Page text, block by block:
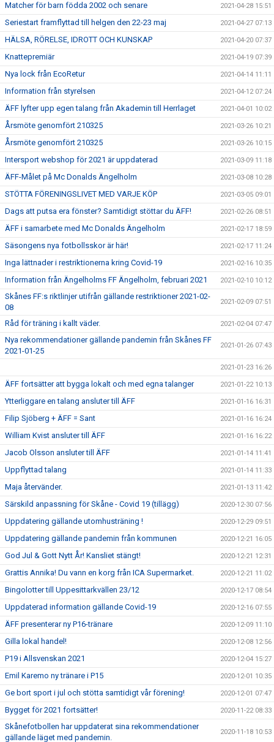
Matcher för barn födda 2002 och senare 2021-04-28 15:51
Seriestart framflyttad till helgen den 22-23 maj 2021-04-27 07:13
HÄLSA, RÖRELSE, IDROTT OCH KUNSKAP 2021-04-20 07:37
Knattepremiär 2021-04-19 07:39
Nya lock från EcoRetur 2021-04-14 11:11
Information från styrelsen 2021-04-12 07:24
ÄFF lyfter upp egen talang från Akademin till Herrlaget 2021-04-01 10:02
Årsmöte genomfört 210325 2021-03-26 10:21
Årsmöte genomfört 210325 2021-03-26 10:15
Intersport webshop för 2021 är uppdaterad 2021-03-09 11:18
ÄFF-Målet på Mc Donalds Ängelholm 2021-03-08 10:28
STÖTTA FÖRENINGSLIVET MED VARJE KÖP 2021-03-05 09:01
Dags att putsa era fönster? Samtidigt stöttar du ÄFF! 2021-02-26 08:51
ÄFF i samarbete med Mc Donalds Ängelholm 2021-02-17 18:59
Säsongens nya fotbollsskor är här! 2021-02-17 11:24
Inga lättnader i restriktionerna kring Covid-19 2021-02-16 10:35
Information från Ängelholms FF Ängelholm, februari 2021 2021-02-10 10:12
Skånes FF:s riktlinjer utifrån gällande restriktioner 2021-02-
08
2021-02-09 07:51
Råd för träning i kallt väder. 2021-02-04 07:47
Nya rekommendationer gällande pandemin från Skånes FF
2021-01-25
2021-01-26 07:43
2021-01-23 16:26
ÄFF fortsätter att bygga lokalt och med egna talanger 2021-01-22 10:13
Ytterliggare en talang ansluter till ÄFF 2021-01-16 16:31
Filip Sjöberg + ÄFF = Sant 2021-01-16 16:24
William Kvist ansluter till ÄFF 2021-01-16 16:22
Jacob Olsson ansluter till ÄFF 2021-01-14 11:41
Uppflyttad talang 2021-01-14 11:33
Maja återvänder. 2021-01-13 11:42
Särskild anpassning för Skåne - Covid 19 (tillägg) 2020-12-30 07:56
Uppdatering gällande utomhusträning ! 2020-12-29 09:51
Uppdatering gällande pandemin från kommunen 2020-12-21 16:05
God Jul & Gott Nytt År! Kansliet stängt! 2020-12-21 12:31
Grattis Annika! Du vann en korg från ICA Supermarket. 2020-12-21 11:02
Bingolotter till Uppesittarkvällen 23/12 2020-12-17 08:54
Uppdaterad information gällande Covid-19 2020-12-16 07:55
ÄFF presenterar ny P16-tränare 2020-12-09 11:10
Gilla lokal handel! 2020-12-08 12:56
P19 i Allsvenskan 2021 2020-12-04 15:27
Emil Karemo ny tränare i P15 2020-12-01 10:35
Ge bort sport i jul och stötta samtidigt vår förening! 2020-12-01 07:47
Bygget för 2021 fortsätter! 2020-11-22 08:33
Skånefotbollen har uppdaterat sina rekommendationer
gällande läget med pandemin.
2020-11-18 10:53